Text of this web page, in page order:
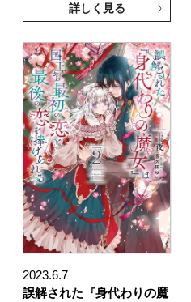
詳しく見る
2023.6.7
誤解された『身代わりの魔